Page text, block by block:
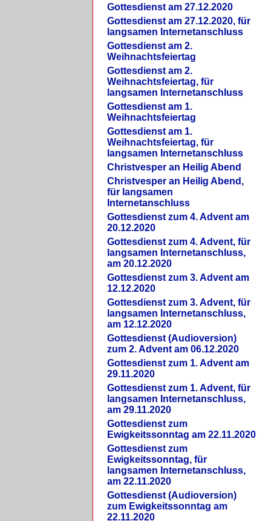
Gottesdienst am 27.12.2020
Gottesdienst am 27.12.2020, für
langsamen Internetanschluss
Gottesdienst am 2.
Weihnachtsfeiertag
Gottesdienst am 2.
Weihnachtsfeiertag, für
langsamen Internetanschluss
Gottesdienst am 1.
Weihnachtsfeiertag
Gottesdienst am 1.
Weihnachtsfeiertag, für
langsamen Internetanschluss
Christvesper an Heilig Abend
Christvesper an Heilig Abend,
für langsamen
Internetanschluss
Gottesdienst zum 4. Advent am
20.12.2020
Gottesdienst zum 4. Advent, für
langsamen Internetanschluss,
am 20.12.2020
Gottesdienst zum 3. Advent am
12.12.2020
Gottesdienst zum 3. Advent, für
langsamen Internetanschluss,
am 12.12.2020
Gottesdienst (Audioversion)
zum 2. Advent am 06.12.2020
Gottesdienst zum 1. Advent am
29.11.2020
Gottesdienst zum 1. Advent, für
langsamen Internetanschluss,
am 29.11.2020
Gottesdienst zum
Ewigkeitssonntag am 22.11.2020
Gottesdienst zum
Ewigkeitssonntag, für
langsamen Internetanschluss,
am 22.11.2020
Gottesdienst (Audioversion)
zum Ewigkeitssonntag am
22.11.2020